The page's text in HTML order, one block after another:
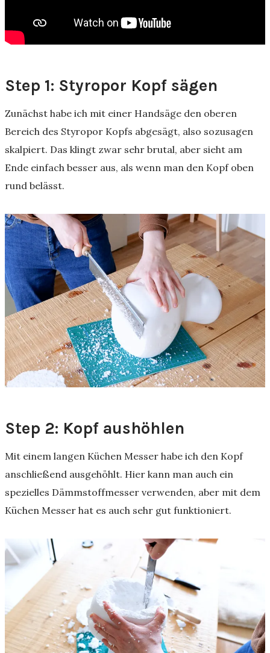
Step 1: Styropor Kopf sägen
Zunächst habe ich mit einer Handsäge den oberen
Bereich des Styropor Kopfs abgesägt, also sozusagen
skalpiert. Das klingt zwar sehr brutal, aber sieht am
Ende einfach besser aus, als wenn man den Kopf oben
rund belässt.
Step 2: Kopf aushöhlen
Mit einem langen Küchen Messer habe ich den Kopf
anschließend ausgehöhlt. Hier kann man auch ein
spezielles Dämmstoffmesser verwenden, aber mit dem
Küchen Messer hat es auch sehr gut funktioniert.